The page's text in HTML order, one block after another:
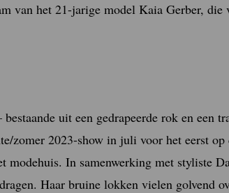
van het 21-jarige model Kaia Gerber, die
uit een gedrapeerde rok en een
zomer 2023-show in juli voor het eerst
modehuis. In samenwerking met styliste
Haar bruine lokken vielen golvend